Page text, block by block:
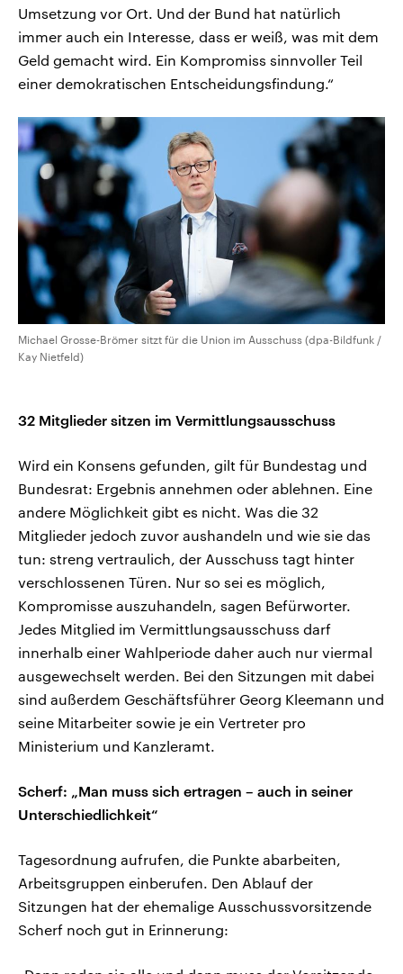
Umsetzung vor Ort. Und der Bund hat natürlich
immer auch ein Interesse, dass er weiß, was mit dem
Geld gemacht wird. Ein Kompromiss sinnvoller Teil
einer demokratischen Entscheidungsfindung.“
Michael Grosse-Brömer sitzt für die Union im Ausschuss (dpa-Bildfunk /
Kay Nietfeld)
32 Mitglieder sitzen im Vermittlungsausschuss
Wird ein Konsens gefunden, gilt für Bundestag und
Bundesrat: Ergebnis annehmen oder ablehnen. Eine
andere Möglichkeit gibt es nicht. Was die 32
Mitglieder jedoch zuvor aushandeln und wie sie das
tun: streng vertraulich, der Ausschuss tagt hinter
verschlossenen Türen. Nur so sei es möglich,
Kompromisse auszuhandeln, sagen Befürworter.
Jedes Mitglied im Vermittlungsausschuss darf
innerhalb einer Wahlperiode daher auch nur viermal
ausgewechselt werden. Bei den Sitzungen mit dabei
sind außerdem Geschäftsführer Georg Kleemann und
seine Mitarbeiter sowie je ein Vertreter pro
Ministerium und Kanzleramt.
Scherf: „Man muss sich ertragen – auch in seiner
Unterschiedlichkeit“
Tagesordnung aufrufen, die Punkte abarbeiten,
Arbeitsgruppen einberufen. Den Ablauf der
Sitzungen hat der ehemalige Ausschussvorsitzende
Scherf noch gut in Erinnerung: